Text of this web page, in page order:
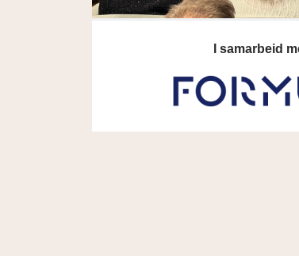
I samarbeid